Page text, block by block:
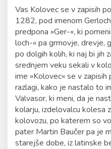
Vas Kolovec se v zapisih
1282, pod imenom
predpona »Ger-«, ki
loch-« pa grmovje, drevje,
po dolgih kolih, ki naj bi jih
srednjem veku sekali v
ime »Kolovec« se v
razlagi, kako je nastalo to
Valvasor, ki meni, da je
kolarju, izdelovalcu kolesa
kolovozu, po katerem so
pater Martin Baučer pa je
starejše dobe, iz latinske